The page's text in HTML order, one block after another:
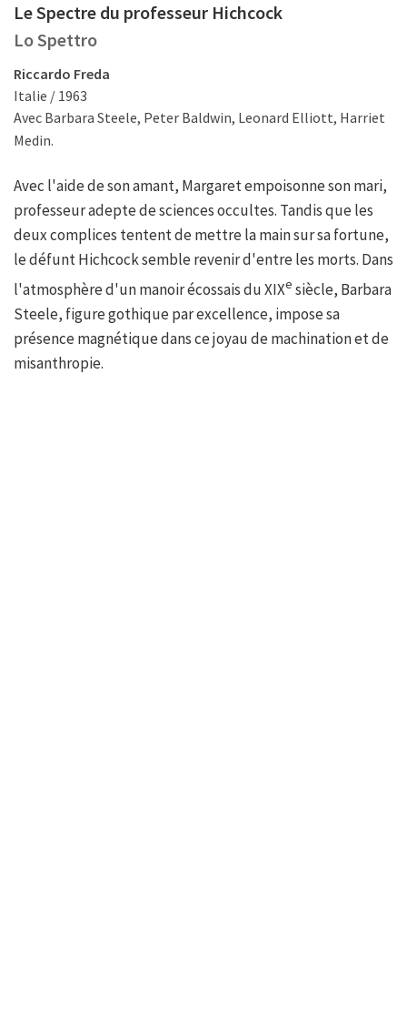
Le Spectre du professeur Hichcock
Lo Spettro
Riccardo Freda
Italie / 1963
Avec Barbara Steele, Peter Baldwin, Leonard Elliott, Harriet
Medin.
Avec l'aide de son amant, Margaret empoisonne son mari,
professeur adepte de sciences occultes. Tandis que les
deux complices tentent de mettre la main sur sa fortune,
le défunt Hichcock semble revenir d'entre les morts. Dans
l'atmosphère d'un manoir écossais du XIXe siècle, Barbara
Steele, figure gothique par excellence, impose sa
présence magnétique dans ce joyau de machination et de
misanthropie.